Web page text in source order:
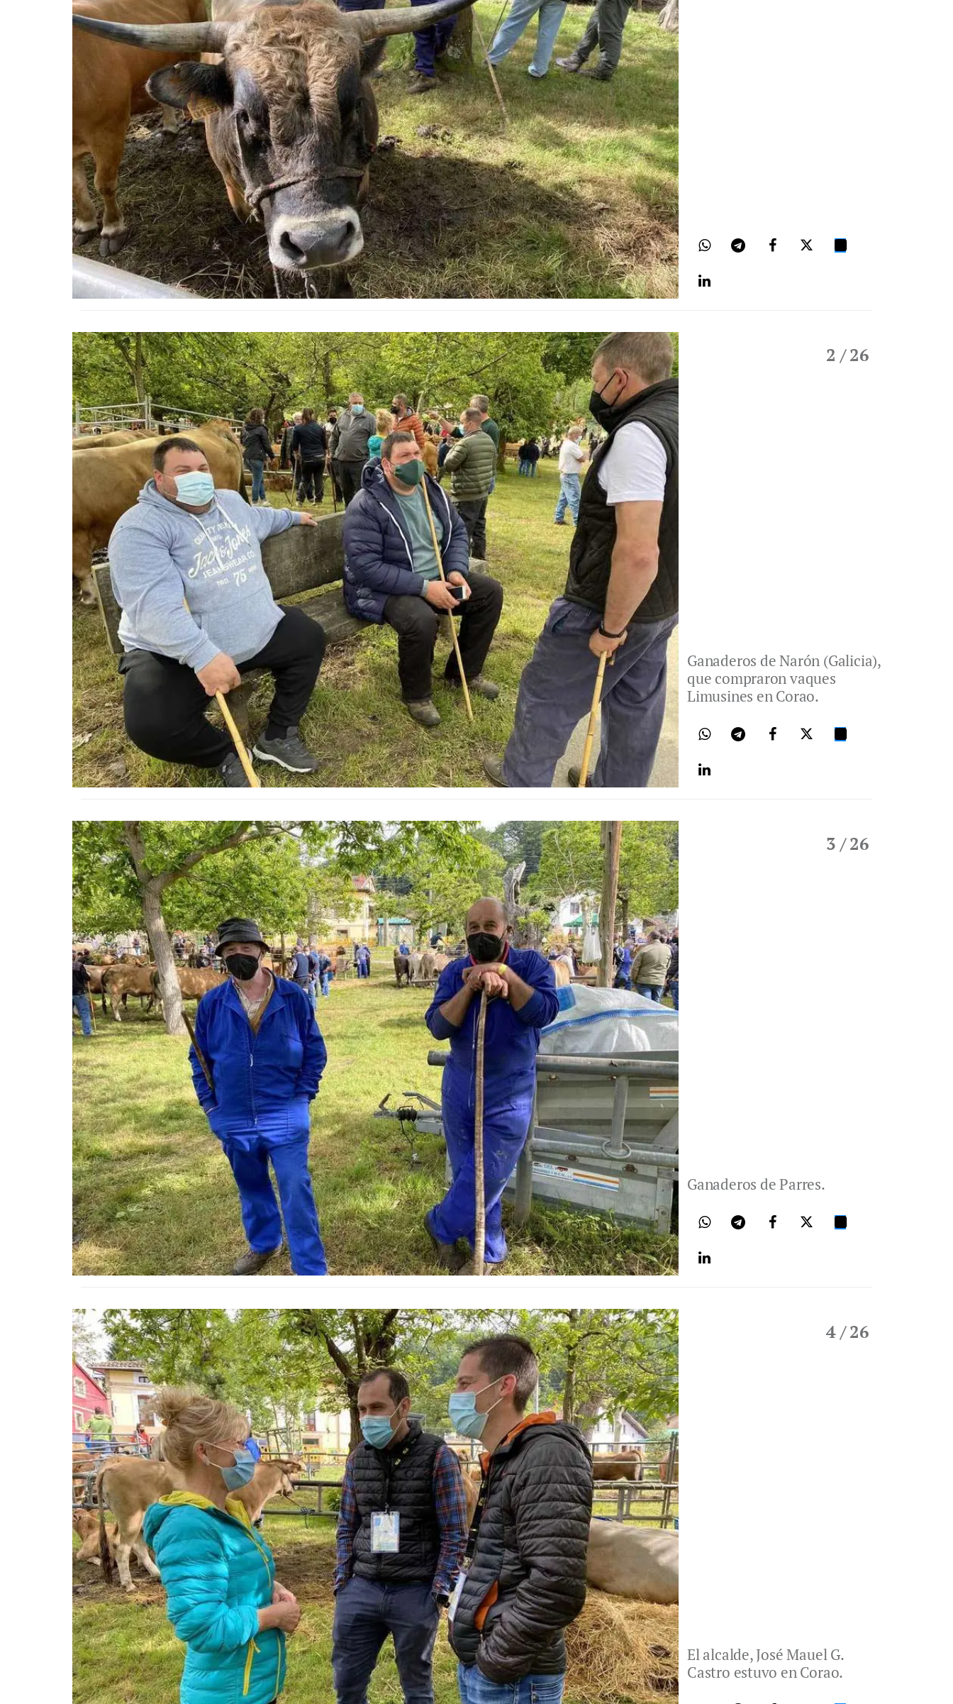
2 / 26
Ganaderos de Narón (Galicia),
que compraron vaques
Limusines en Corao.
3 / 26
Ganaderos de Parres.
4/ 26
El alcalde, José Mauel G.
Castro estuvo en Corao.